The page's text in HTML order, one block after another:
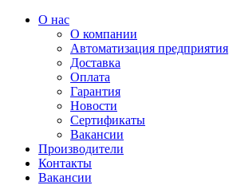
О нас
О компании
Автоматизация предприятия
Доставка
Оплата
Гарантия
Новости
Сертификаты
Вакансии
Производители
Контакты
Вакансии